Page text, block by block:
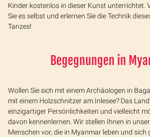
Kinder kostenlos in dieser Kunst unterrichtet.
Sie es selbst und erlernen Sie die Technik
Tanzes!
Begegnungen in
Wollen Sie sich mit einem Archäologen in
mit einem Holzschnitzer am Inlesee? Das
einzigartiger Persönlichkeiten und vielleicht
davon kennenlernen. Wir stellen Ihnen in
Menschen vor, die in Myanmar leben und sich